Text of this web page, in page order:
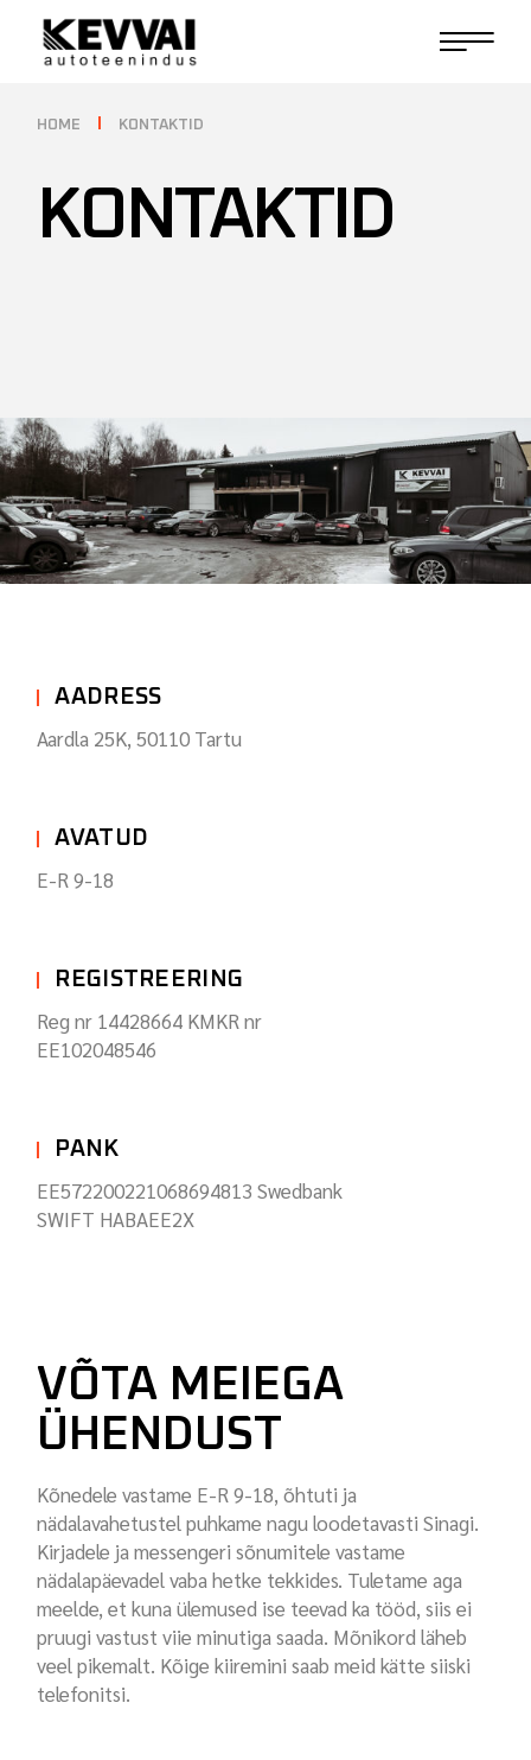
HOME KONTAKTID
KONTAKTID
AADRESS
Aardla 25K, 50110 Tartu
AVATUD
E-R 9-18
REGISTREERING
Reg nr 14428664 KMKR nr
EE102048546
PANK
EE572200221068694813 Swedbank
SWIFT HABAEE2X
VÕTA MEIEGA
ÜHENDUST
Kõnedele vastame E-R 9-18, õhtuti ja
nädalavahetustel puhkame nagu loodetavasti Sinagi.
Kirjadele ja messengeri sõnumitele vastame
nädalapäevadel vaba hetke tekkides. Tuletame aga
meelde, et kuna ülemused ise teevad ka tööd, siis ei
pruugi vastust viie minutiga saada. Mõnikord läheb
veel pikemalt. Kõige kiiremini saab meid kätte siiski
telefonitsi.